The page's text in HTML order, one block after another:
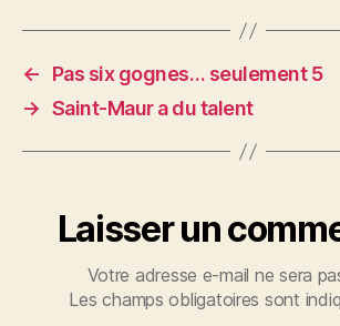
←
Pas six gognes… seulement 5
→ Saint-Maur a du talent
Laisser un
Votre adresse e-mail ne sera
Les champs obligatoires sont